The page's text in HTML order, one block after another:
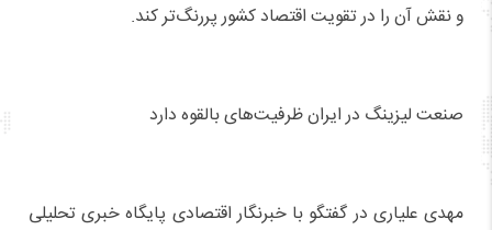
و نقش آن را در تقویت اقتصاد کشور پررنگ‌تر کند.
صنعت لیزینگ در ایران ظرفیت‌های بالقوه دارد
مهدی علیاری در گفتگو با خبرنگار اقتصادی پایگاه خبری تحلیلی